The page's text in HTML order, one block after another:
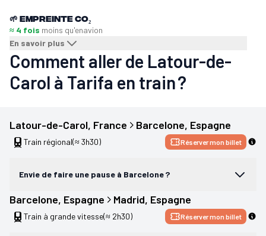
🌱 Empreinte CO₂
≈ 4 fois moins qu'enavion
En savoir plus
Comment aller de Latour-de-
Carol à Tarifa en train ?
Latour-de-Carol, France Barcelone, Espagne
Train régional(≈ 3h30) Réserver mon billet
Envie de faire une pause à Barcelone ?
Barcelone, Espagne Madrid, Espagne
Train à grande vitesse(≈ 2h30) Réserver mon billet